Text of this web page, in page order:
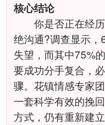
核心结论
你是否正在经历
绝沟通?调查显示
失望，而其中75%
要成功分手复合，
骤。花镇情感专家
一套科学有效的挽
方式，仍有重新建立